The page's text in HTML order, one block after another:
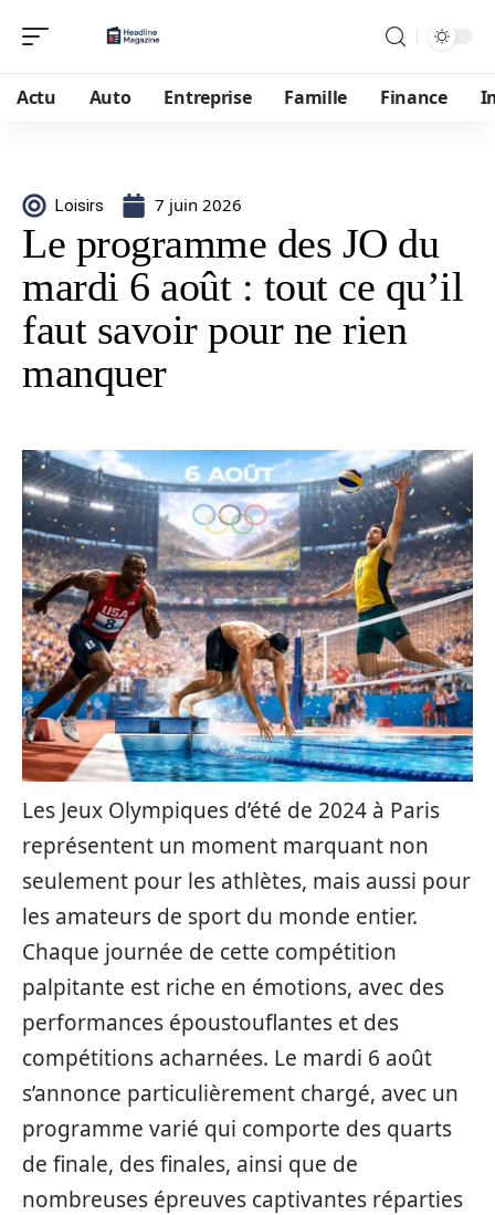
Actu Auto Entreprise Famille Finance
Loisirs 7 juin 2026
Le programme des JO du
mardi 6 août : tout ce qu’il
faut savoir pour ne rien
manquer
Les Jeux Olympiques d’été de 2024 à Paris
représentent un moment marquant non
seulement pour les athlètes, mais aussi pour
les amateurs de sport du monde entier.
Chaque journée de cette compétition
palpitante est riche en émotions, avec des
performances époustouflantes et des
compétitions acharnées. Le mardi 6 août
s’annonce particulièrement chargé, avec un
programme varié qui comporte des quarts
de finale, des finales, ainsi que de
nombreuses épreuves captivantes réparties